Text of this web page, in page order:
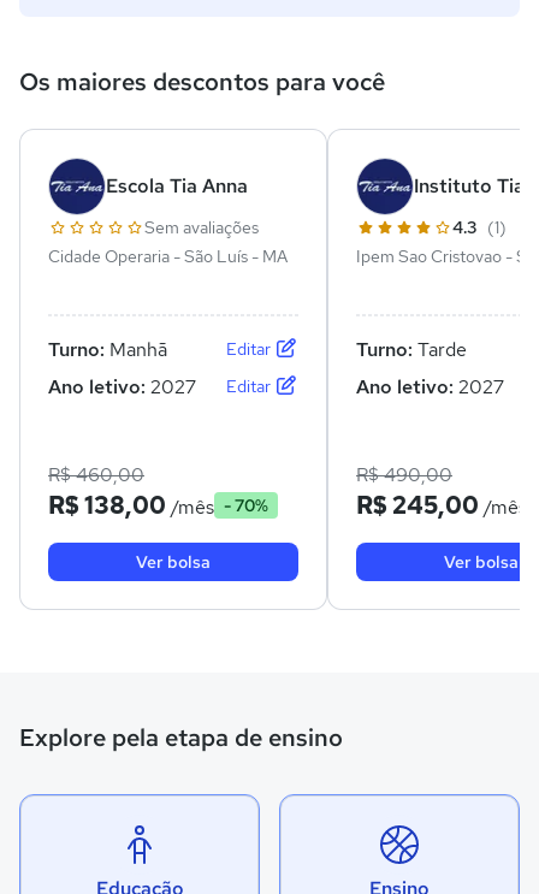
Os maiores descontos para você
Escola Tia Anna
Sem avaliações
Cidade Operaria - São Luís - MA
Turno: Manhã Editar
Ano letivo: 2027 Editar
R$ 460,00
R$ 138,00 /mês - 70%
Ver bolsa
Instituto Tia
4.3 (1)
Ipem Sao Cristovao -
Turno: Tarde
Ano letivo: 2027
R$ 490,00
R$ 245,00 /mês
Ver bolsa
Explore pela etapa de ensino
Educação Ensino